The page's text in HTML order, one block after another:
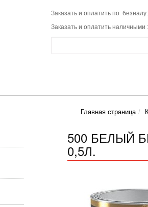
Заказать и оплатить по
Заказать и оплатить наличными
Главная страница
500 БЕЛЫЙ
0,5Л.